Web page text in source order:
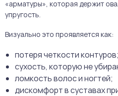
«арматуры», которая держит
упругость.
Визуально это проявляется как:
потеря четкости контуров;
сухость, которую не
ломкость волос и ногтей;
дискомфорт в суставах